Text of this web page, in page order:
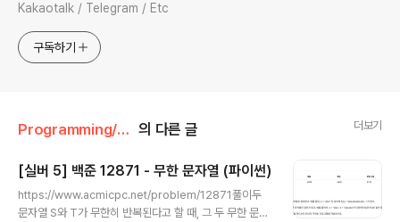
Kakaotalk / Telegram / Etc
구독하기
Programming/백준 의 다른 글 더보기
[실버 5] 백준 12871 - 무한 문자열 (파이썬)
https://www.acmicpc.net/problem/12871풀이두
문자열 S와 T가 무한히 반복된다고 할 때, 그 두 무한 문자